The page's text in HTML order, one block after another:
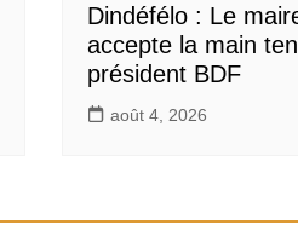
Dindéfélo : Le
accepte la main
président BDF
août 4, 2026